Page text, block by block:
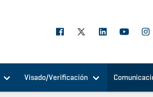
Visado/Verificación